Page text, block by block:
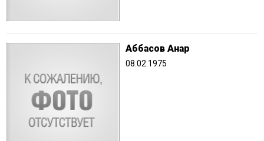
Аббасов Анар
08.02.1975